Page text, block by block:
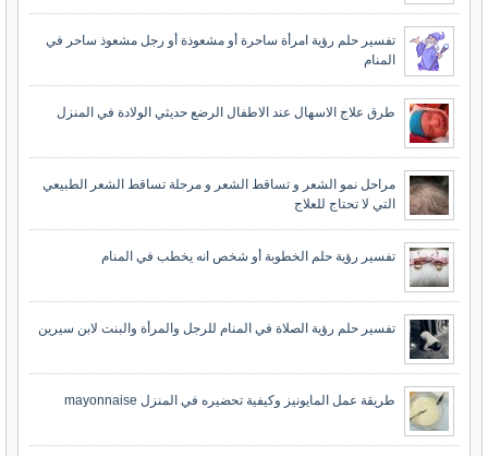
تفسير حلم رؤية امرأة ساحرة أو مشعوذة أو رجل مشعوذ ساحر في
المنام
طرق علاج الاسهال عند الاطفال الرضع حديثي الولادة في المنزل
مراحل نمو الشعر و تساقط الشعر و مرحلة تساقط الشعر الطبيعي
التي لا تحتاج للعلاج
تفسير رؤية حلم الخطوبة أو شخص انه يخطب في المنام
تفسير حلم رؤية الصلاة في المنام للرجل والمرأة والبنت لابن سيرين
طريقة عمل المايونيز وكيفية تحضيره في المنزل mayonnaise